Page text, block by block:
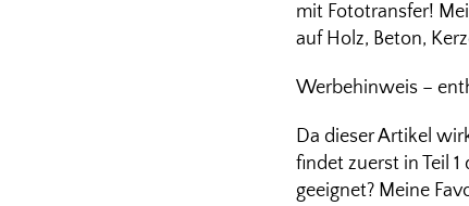
mit Fototransfer!
auf Holz, Beton,
Werbehinweis –
Da dieser Artikel
findet zuerst in Teil 1
geeignet? Meine